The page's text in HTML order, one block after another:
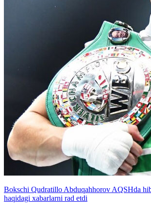
Bokschi Qudratillo Abduqahhorov AQSHda
haqidagi xabarlarni rad etdi